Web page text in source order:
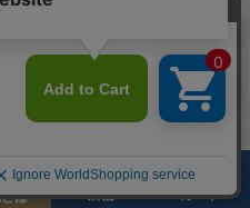
付
1人分ワクチンを寄付して
は 店舗 カート